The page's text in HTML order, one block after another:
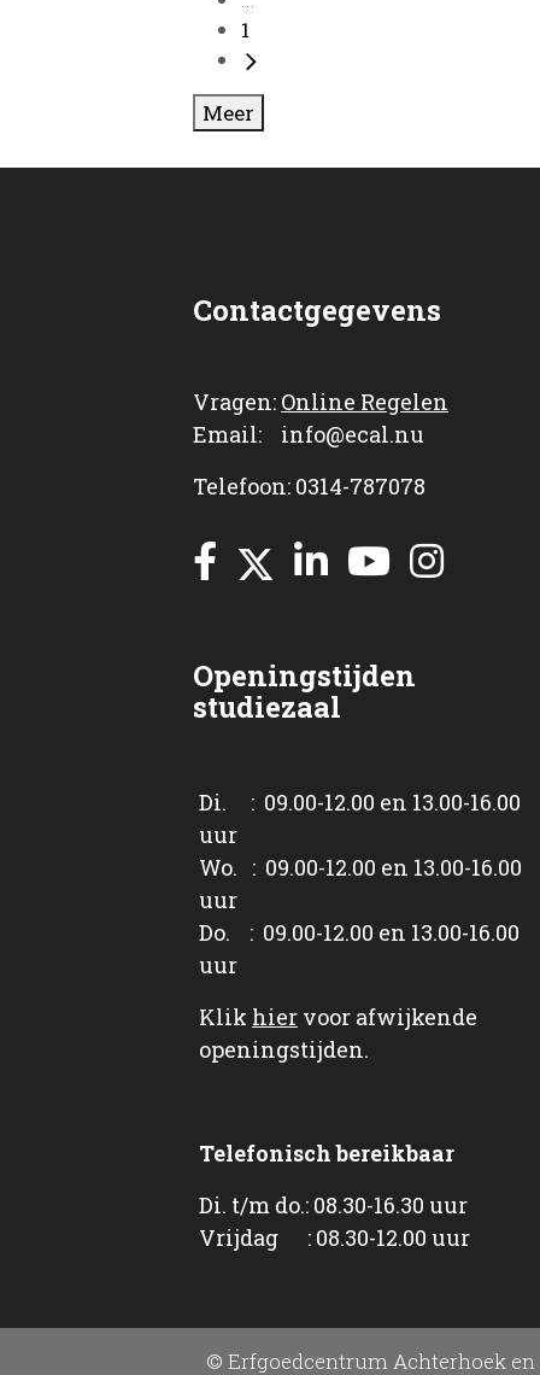
1
Meer
Contactgegevens
Vragen: Online Regelen
Email: info@ecal.nu
Telefoon: 0314-787078
Openingstijden
studiezaal
Di. : 09.00-12.00 en 13.00-16.00
uur
Wo. : 09.00-12.00 en 13.00-16.00
uur
Do. : 09.00-12.00 en 13.00-16.00
uur
Klik hier voor afwijkende
openingstijden.
Telefonisch bereikbaar
Di. t/m do.: 08.30-16.30 uur
Vrijdag : 08.30-12.00 uur
© Erfgoedcentrum Achterhoek en